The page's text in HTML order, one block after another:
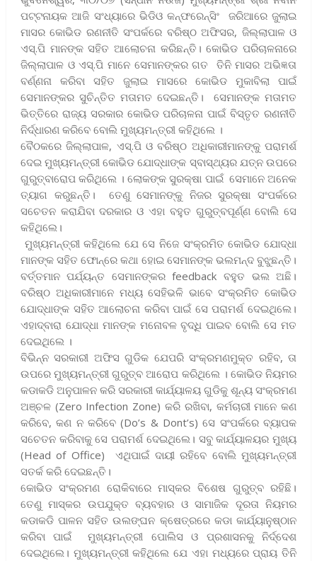
ପଟ୍ଟନାୟକ ଆଜି ସଂଧ୍ୟାରେ ଭିଡିଓ କନ୍‌ଫରେନ୍‌ସିଂ ଜରିଆରେ ଜୁଲାଇ
ମାସର କୋଭିଡ ରଣନୀତି ସଂପର୍କରେ ବରିଷ୍ଠ ଅଫିସର, ଜିଲ୍ଲାପାଳ ଓ
ଏସ୍‌.ପି ମାନଙ୍କ ସହିତ ଆଲୋଚନା କରିଛନ୍ତି। କୋଭିଡ ପରିଚାଳନାରେ
ଜିଲ୍ଲାପାଳ ଓ ଏସ୍‌.ପି ମାନେ ସେମାନଙ୍କର ଗତ ତିନି ମାସର ଅଭିଜ୍ଞତା
ବର୍ଣ୍ଣନା କରିବା ସହିତ ଜୁଲାଇ ମାସରେ କୋଭିଡ ମୁକାବିଲା ପାଇଁ
ସେମାନଙ୍କର ସୁଚିନ୍ତିତ ମତାମତ ଦେଇଛନ୍ତି। ସେମାନଙ୍କ ମତାମତ
ଭିତ୍ତିରେ ରାଜ୍ୟ ସରକାର କୋଭିଡ ପରିଚାଳନା ପାଇଁ ବିସ୍ତୃତ ରଣନୀତି
ନିର୍ଦ୍ଧାରଣ କରିବେ ବୋଲି ମୁଖ୍ୟମନ୍ତ୍ରୀ କହିଥିଲେ ।
ବୈଠକରେ ଜିଲ୍ଲାପାଳ, ଏସ୍‌.ପି ଓ ବରିଷ୍ଠ ଅଧିକାରୀମାନଙ୍କୁ ପରାମର୍ଶ
ଦେଇ ମୁଖ୍ୟମନ୍ତ୍ରୀ କୋଭିଡ ଯୋଦ୍ଧାଙ୍କ ସ୍ବାସ୍ଥ୍ୟର ଯତ୍ନ ଉପରେ
ଗୁରୁତ୍ବାରୋପ କରିଥିଲେ । ଲୋକଙ୍କ ସୁରକ୍ଷା ପାଇଁ ସେମାନେ ଅନେକ
ତ୍ୟାଗ କରୁଛନ୍ତି। ତେଣୁ ସେମାନଙ୍କୁ ନିଜର ସୁରକ୍ଷା ସଂପର୍କରେ
ସଚେତନ କରାଯିବା ଦରକାର ଓ ଏହା ବହୁତ ଗୁରୁତ୍ବପୂର୍ଣ୍ଣ ବୋଲି ସେ
କହିଥିଲେ।
ମୁଖ୍ୟମନ୍ତ୍ରୀ କହିଥିଲେ ଯେ ସେ ନିଜେ ସଂକ୍ରମିତ କୋଭିଡ ଯୋଦ୍ଧା
ମାନଙ୍କ ସହିତ ଫୋନ୍‌ରେ କଥା ହୋଇ ସେମାନଙ୍କ ଭଲମନ୍ଦ ବୁଝୁଛନ୍ତି।
ବର୍ତ୍ତମାନ ପର୍ଯ୍ୟନ୍ତ ସେମାନଙ୍କର feedback ବହୁତ ଭଲ ଅଛି।
ବରିଷ୍ଠ ଅଧିକାରୀମାନେ ମଧ୍ୟ ସେହିଭଳି ଭାବେ ସଂକ୍ରମିତ କୋଭିଡ
ଯୋଦ୍ଧାଙ୍କ ସହିତ ଆଲୋଚନା କରିବା ପାଇଁ ସେ ପରାମର୍ଶ ଦେଇଥିଲେ।
ଏହାଦ୍ବାରା ଯୋଦ୍ଧା ମାନଙ୍କ ମନୋବଳ ବୃଦ୍ଧି ପାଇବ ବୋଲି ସେ ମତ
ଦେଇଥିଲେ ।
ବିଭିନ୍ନ ସରକାରୀ ଅଫିସ ଗୁଡିକ ଯେପରି ସଂକ୍ରମଣମୁକ୍ତ ରହିବ, ତା
ଉପରେ ମୁଖ୍ୟମନ୍ତ୍ରୀ ଗୁରୁତ୍ବ ଆରୋପ କରିଥିଲେ । କୋଭିଡ ନିୟମର
କଡାକଡି ଅନୁପାଳନ କରି ସରକାରୀ କାର୍ଯ୍ୟାଳୟ ଗୁଡିକୁ ଶୂନ୍ୟ ସଂକ୍ରମଣ
ଅଞ୍ଚଳ (Zero Infection Zone) କରି ରଖିବା, କର୍ମଚାରୀ ମାନେ କଣ
କରିବେ, କଣ ନ କରିବେ (Do’s & Dont’s) ସେ ସଂପର୍କରେ ବ୍ୟାପକ
ସଚେତନ କରିବାକୁ ସେ ପରାମର୍ଶ ଦେଇଥିଲେ। ସବୁ କାର୍ଯ୍ୟାଳୟର ମୁଖ୍ୟ
(Head of Office) ଏଥିପାଇଁ ଦାୟୀ ରହିବେ ବୋଲି ମୁଖ୍ୟମନ୍ତ୍ରୀ
ସତର୍କ କରି ଦେଇଛନ୍ତି।
କୋଭିଡ ସଂକ୍ରମଣ ରୋକିବାରେ ମାସ୍କର ବିଶେଷ ଗୁରୁତ୍ବ ରହିଛି।
ତେଣୁ ମାସ୍କର ଉପଯୁକ୍ତ ବ୍ୟବହାର ଓ ସାମାଜିକ ଦୂରତା ନିୟମର
କଡାକଡି ପାଳନ ସହିତ ଉଲଙ୍ଘନ କ୍ଷେତ୍ରରେ କଡା କାର୍ଯ୍ୟାନୁଷ୍ଠାନ
କରିବା ପାଇଁ ମୁଖ୍ୟମନ୍ତ୍ରୀ ପୋଲିସ ଓ ପ୍ରଶାସନକୁ ନିର୍ଦ୍ଦେଶ
ଦେଇଥିଲେ। ମୁଖ୍ୟମନ୍ତ୍ରୀ କହିଥିଲେ ଯେ ଏହା ମଧ୍ୟରେ ପ୍ରାୟ ତିନି